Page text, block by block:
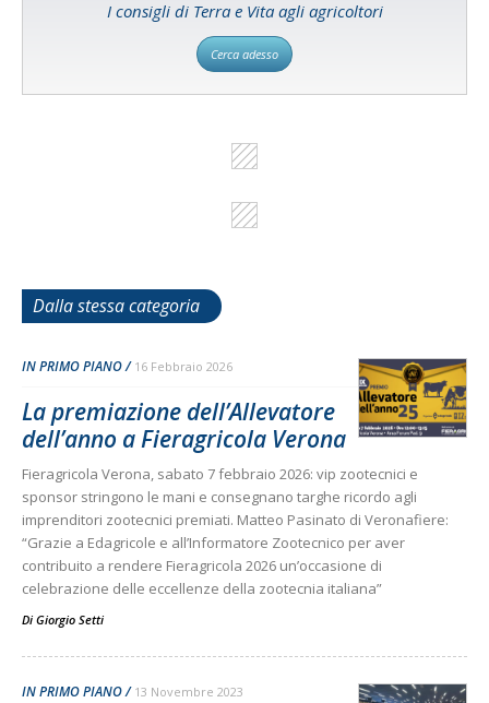
I consigli di Terra e Vita agli agricoltori
Cerca adesso
Dalla stessa categoria
IN PRIMO PIANO 16 Febbraio 2026
La premiazione dell’Allevatore
dell’anno a Fieragricola Verona
Fieragricola Verona, sabato 7 febbraio 2026: vip zootecnici e
sponsor stringono le mani e consegnano targhe ricordo agli
imprenditori zootecnici premiati. Matteo Pasinato di Veronafiere:
“Grazie a Edagricole e all’Informatore Zootecnico per aver
contribuito a rendere Fieragricola 2026 un’occasione di
celebrazione delle eccellenze della zootecnia italiana”
Di Giorgio Setti
IN PRIMO PIANO 13 Novembre 2023